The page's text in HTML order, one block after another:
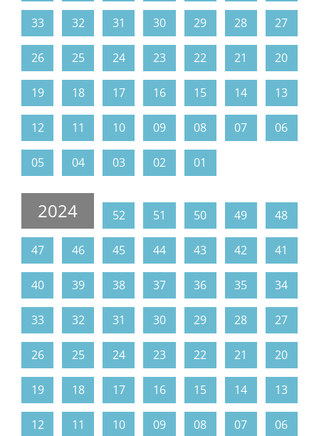
33 32 31 30 29 28 27
26 25 24 23 22 21 20
19 18 17 16 15 14 13
12 11 10 09 08 07 06
05 04 03 02 01
2024 52 51 50 49 48
47 46 45 44 43 42 41
40 39 38 37 36 35 34
33 32 31 30 29 28 27
26 25 24 23 22 21 20
19 18 17 16 15 14 13
12 11 10 09 08 07 06